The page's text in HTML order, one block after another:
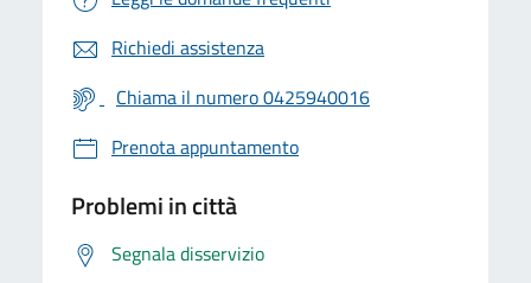
Richiedi assistenza
Chiama il numero 0425940016
Prenota appuntamento
Problemi in città
Segnala disservizio